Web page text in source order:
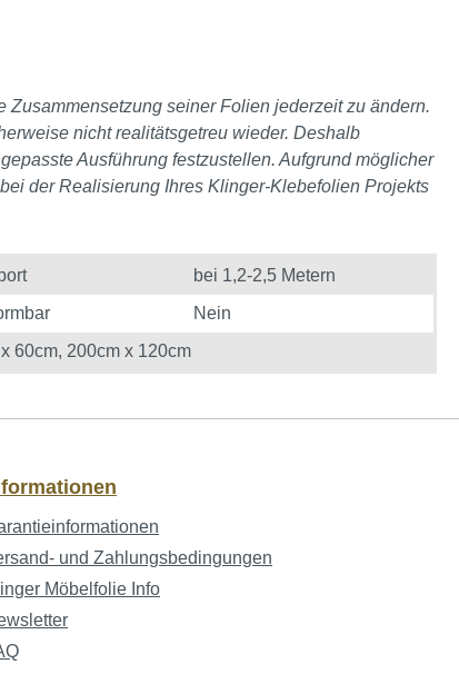
seiner Folien jederzeit zu ändern.
nicht realitätsgetreu wieder. Deshalb
Ausführung festzustellen. Aufgrund möglicher
der Realisierung Ihres Klinger-Klebefolien Projekts
bei 1,2-2,5 Metern
Nein
60cm, 200cm x 120cm
und Zahlungsbedingungen
Möbelfolie Info